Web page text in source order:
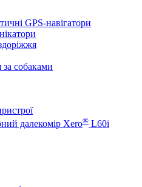
GPS-навігатори
собаками
далекомір Xero® L60i